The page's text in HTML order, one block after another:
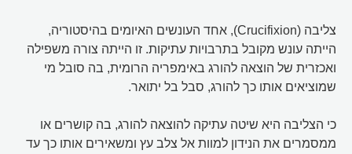
צליבה (Crucifixion), אחד העונשים האיומים בהיסטוריה,
הייתה עונש מקובל בתרבויות עתיקות. זו הייתה צורה משפילה
ואכזרית של הוצאה להורג באימפריה הרומית, בה סובל מי
שמוציאים אותו כך להורג, סבל בל יתואר.
כי הצליבה היא שיטה עתיקה להוצאה להורג, בה קושרים או
ממסמרים את הנידון למוות אל צלב עץ ומשאירים אותו כך עד